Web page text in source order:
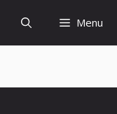
Menu